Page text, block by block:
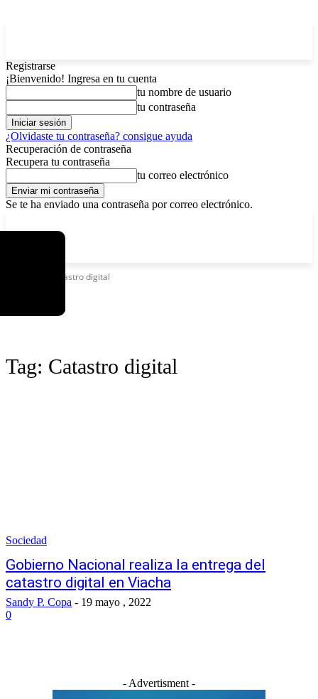
Registrarse
¡Bienvenido! Ingresa en tu cuenta
tu nombre de usuario
tu contraseña
¿Olvidaste tu contraseña? consigue ayuda
Recuperación de contraseña
Recupera tu contraseña
tu correo electrónico
Se te ha enviado una contraseña por correo electrónico.
Catastro digital
Tag: Catastro digital
Sociedad
Gobierno Nacional realiza la entrega del
catastro digital en Viacha
Sandy P. Copa - 19 mayo , 2022
0
- Advertisment -